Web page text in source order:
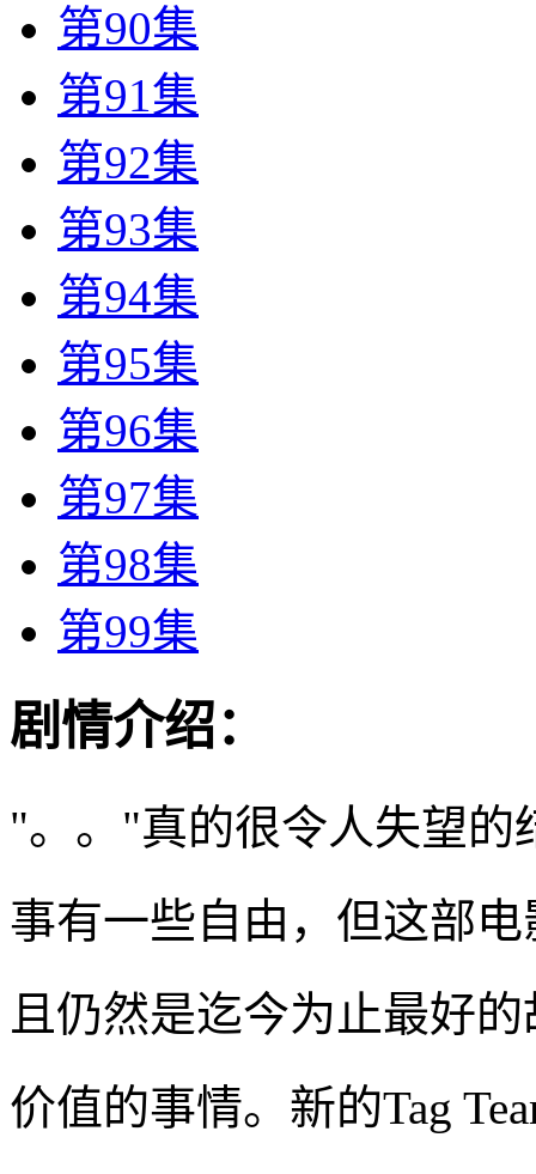
第90集
第91集
第92集
第93集
第94集
第95集
第96集
第97集
第98集
第99集
剧情介绍：
"。。"真的很令人失望的
事有一些自由，但这部
且仍然是迄今为止最好
价值的事情。新的Tag